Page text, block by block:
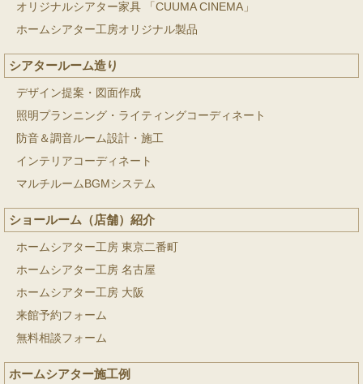
オリジナルシアター家具 「CUUMA CINEMA」
ホームシアター工房オリジナル製品
シアタールーム造り
デザイン提案・図面作成
照明プランニング・ライティングコーディネート
防音＆調音ルーム設計・施工
インテリアコーディネート
マルチルームBGMシステム
ショールーム（店舗）紹介
ホームシアター工房 東京二番町
ホームシアター工房 名古屋
ホームシアター工房 大阪
来館予約フォーム
無料相談フォーム
ホームシアター施工例